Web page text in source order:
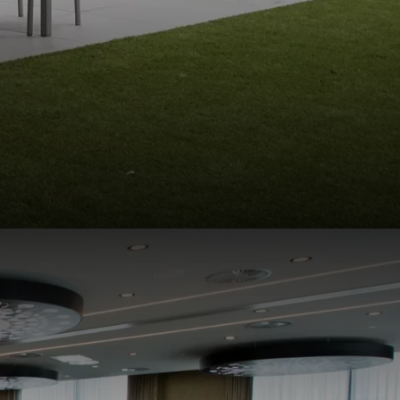
Wij bieden een
Onze menukaarten
genieten van een
een
evenement wordt.
een programma